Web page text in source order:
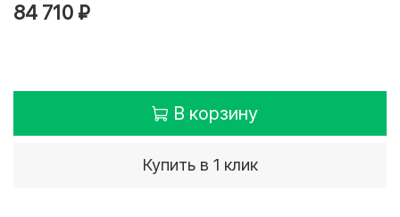
84 710 ₽
В корзину
Купить в 1 клик